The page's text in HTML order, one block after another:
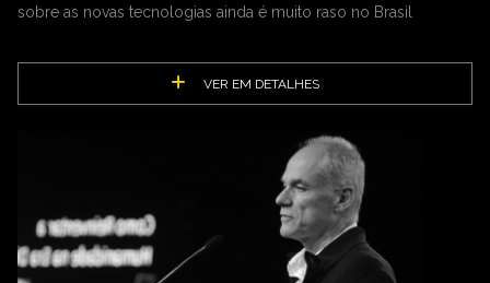
sobre as novas tecnologias ainda é muito raso no Brasil
VER EM DETALHES